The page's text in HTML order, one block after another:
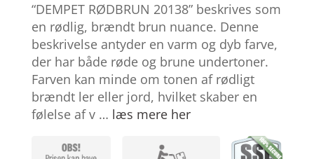
ud af 5
baseret på
kundebedøm
melser
“DEMPET RØDBRUN 20138” beskrives som
en rødlig, brændt brun nuance. Denne
beskrivelse antyder en varm og dyb farve,
der har både røde og brune undertoner.
Farven kan minde om tonen af rødligt
brændt ler eller jord, hvilket skaber en
følelse af v … læs mere her